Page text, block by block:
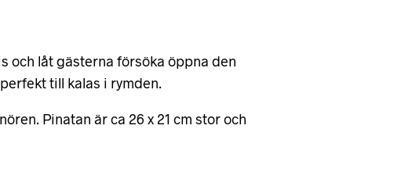
och låt gästerna försöka öppna den
till kalas i rymden.
Pinatan är ca 26 x 21 cm stor och